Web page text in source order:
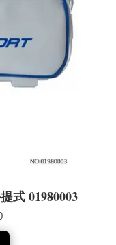
式 01980003